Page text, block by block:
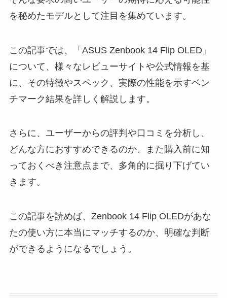
を秘めたモデルとして注目を集めています。
この記事では、「ASUS Zenbook 14 Flip OLED」
について、様々なレビューサイトや公式情報を基
に、その特徴やスペック、実際の性能を示すベン
チマーク結果を詳しく解説します。
さらに、ユーザーからの評判や口コミを分析し、
どんな方におすすめできるのか、また購入前に知
っておくべき注意点まで、多角的に掘り下げてい
きます。
この記事を読めば、Zenbook 14 Flip OLEDがあな
たの使い方に本当にマッチするのか、明確な判断
ができるようになるでしょう。